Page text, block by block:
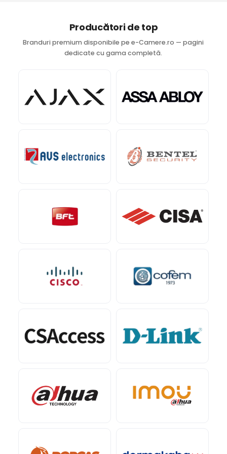
Producători de top
Branduri premium disponibile pe e-Camere.ro — pagini
dedicate cu gama completă.